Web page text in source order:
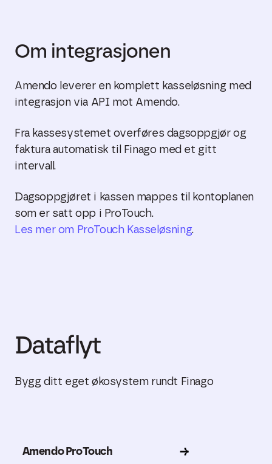
Om integrasjonen
Amendo leverer en komplett kasseløsning med
integrasjon via API mot Amendo.
Fra kassesystemet overføres dagsoppgjør og
faktura automatisk til Finago med et gitt
intervall.
Dagsoppgjøret i kassen mappes til kontoplanen
som er satt opp i ProTouch.
Les mer om ProTouch Kasseløsning.
Dataflyt
Bygg ditt eget økosystem rundt Finago
Amendo ProTouch →